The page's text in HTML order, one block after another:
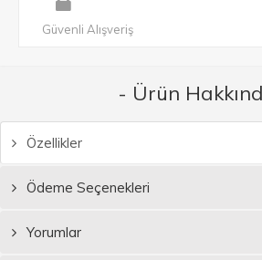
Güvenli Alışveriş
- Ürün
Özellikler
Ödeme Seçenekleri
Yorumlar